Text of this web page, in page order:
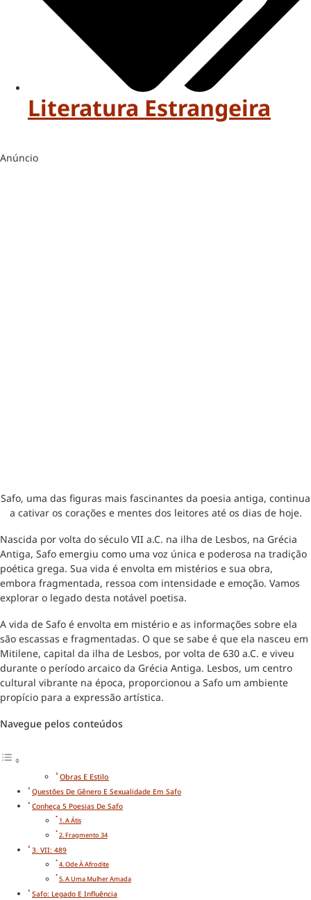
Literatura Estrangeira
Anúncio
Safo, uma das figuras mais fascinantes da poesia antiga, continua
a cativar os corações e mentes dos leitores até os dias de hoje.
Nascida por volta do século VII a.C. na ilha de Lesbos, na Grécia
Antiga, Safo emergiu como uma voz única e poderosa na tradição
poética grega. Sua vida é envolta em mistérios e sua obra,
embora fragmentada, ressoa com intensidade e emoção. Vamos
explorar o legado desta notável poetisa.
A vida de Safo é envolta em mistério e as informações sobre ela
são escassas e fragmentadas. O que se sabe é que ela nasceu em
Mitilene, capital da ilha de Lesbos, por volta de 630 a.C. e viveu
durante o período arcaico da Grécia Antiga. Lesbos, um centro
cultural vibrante na época, proporcionou a Safo um ambiente
propício para a expressão artística.
Navegue pelos conteúdos
Obras E Estilo
Questões De Gênero E Sexualidade Em Safo
Conheça 5 Poesias De Safo
1. A Átis
2. Fragmento 34
3. VII: 489
4. Ode À Afrodite
5. A Uma Mulher Amada
Safo: Legado E Influência